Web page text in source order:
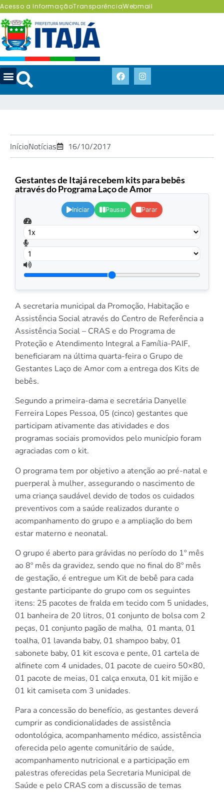
Acesso a InformaçãoTransparênciaWebmail
InícioNotícias 16/10/2017
Gestantes de Itajá recebem kits para bebês
através do Programa Laço de Amor.
Iniciar Pausar Parar
A secretaria municipal da Promoção, Habitação e
Assistência Social através do Centro de Referência a
Assistência Social – CRAS e do Programa de
Proteção e Atendimento Integral a Família-PAIF,
beneficiaram na última quarta-feira o Grupo de
Gestantes Laço de Amor com a entrega dos Kits de
bebês.
Segundo a primeira-dama e secretária Danyelle
Ferreira Lopes Pessoa, 05 (cinco) gestantes que
participam ativamente das atividades e dos
programas sociais promovidos pelo município foram
agraciadas com o kit.
O programa tem por objetivo a atenção ao pré-natal e
puerperal à mulher, assegurando o nascimento de
uma criança saudável devido de todos os cuidados
preventivos com a saúde realizados durante o
acompanhamento do grupo e a ampliação do bem
estar materno e neonatal.
O grupo é aberto para grávidas no período do 1º mês
ao 8º mês da gravidez, sendo que no final do 8º mês
de gestação, é entregue um Kit de bebê para cada
gestante participante do grupo com os seguintes
itens: 25 pacotes de fralda em tecido com 5 unidades,
01 banheira de 20 litros, 01 conjunto de bolsa com 2
peças, 01 conjunto pagão de malha, 01 manta, 01
toalha, 01 lavanda baby, 01 shampoo baby, 01
sabonete baby, 01 kit escova e pente, 01 cartela de
alfinete com 4 unidades, 01 pacote de cueiro 50×80,
01 pacote de meias, 01 calça enxuta, 01 kit mijão e
01 kit camiseta com 3 unidades.
Para a concessão do benefício, as gestantes deverá
cumprir as condicionalidades de assistência
odontológica, acompanhamento médico, assistência
oferecida pelo agente comunitário de saúde,
acompanhamento nutricional e a participação em
palestras oferecidas pela Secretaria Municipal de
Saúde e pelo CRAS com a discussão de temas